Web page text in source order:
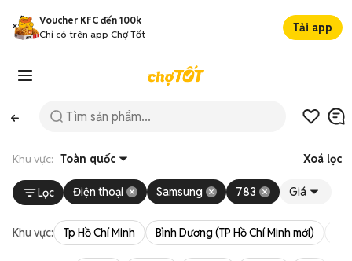
Voucher KFC đến 100k
Chỉ có trên app Chợ Tốt
Tải app
Khu vực: Toàn quốc Xoá lọc
Lọc Điện thoại Samsung 783 Giá
Khu vực: Tp Hồ Chí Minh Bình Dương (TP Hồ Chí Minh mới)